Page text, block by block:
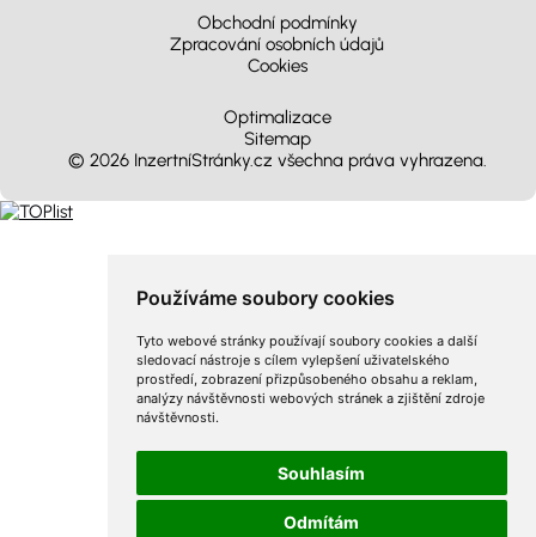
Používáme soubory cookies
Tyto webové stránky používají soubory cookies a další
sledovací nástroje s cílem vylepšení uživatelského
prostředí, zobrazení přizpůsobeného obsahu a reklam,
analýzy návštěvnosti webových stránek a zjištění zdroje
návštěvnosti.
Souhlasím
Odmítám
Obchodní podmínky
Zpracování osobních údajů
Cookies
Optimalizace
Sitemap
© 2026 InzertníStránky.cz všechna práva vyhrazena.